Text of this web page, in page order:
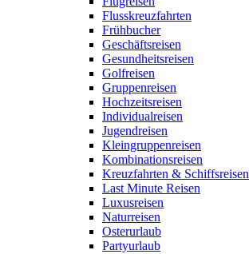
Flusskreuzfahrten
Frühbucher
Geschäftsreisen
Gesundheitsreisen
Golfreisen
Gruppenreisen
Hochzeitsreisen
Individualreisen
Jugendreisen
Kleingruppenreisen
Kombinationsreisen
Kreuzfahrten & Schiffsreisen
Last Minute Reisen
Luxusreisen
Naturreisen
Osterurlaub
Partyurlaub